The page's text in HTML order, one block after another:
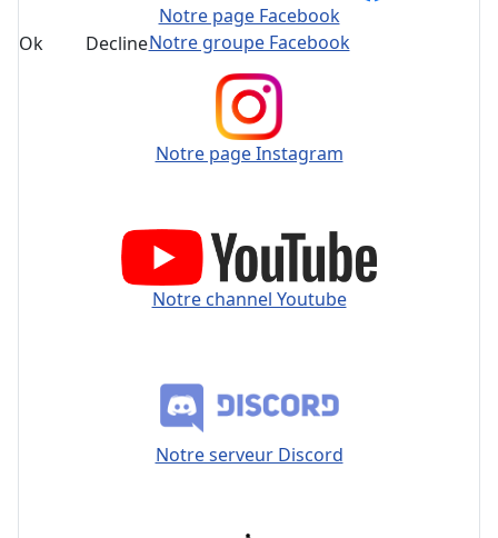
Notre page Facebook
Notre groupe Facebook
Notre page Instagram
Notre channel Youtube
Notre serveur Discord
Ok Decline